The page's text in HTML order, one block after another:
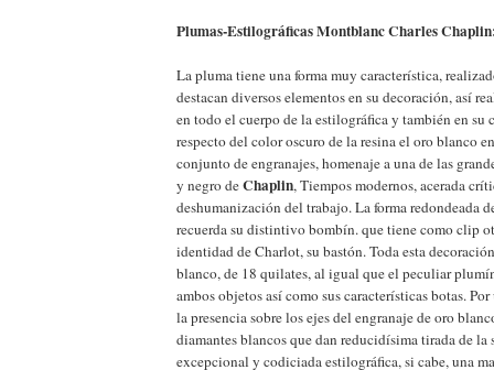
Plumas-Estilográficas Montblanc Charles
La pluma tiene una forma muy característica,
destacan diversos elementos en su decoración, así
en todo el cuerpo de la estilográfica y también en su
respecto del color oscuro de la resina el oro blanco
conjunto de engranajes, homenaje a una de las
y negro deChaplin, Tiempos modernos, acerada
deshumanización del trabajo. La forma redondeada
recuerda su distintivo bombín. que tiene como clip
identidad de Charlot, su bastón. Toda esta
blanco, de 18 quilates, al igual que el peculiar
ambos objetos así como sus características botas.
la presencia sobre los ejes del engranaje de oro
diamantes blancos que dan reducidísima tirada de la
excepcional y codiciada estilográfica, si cabe, una